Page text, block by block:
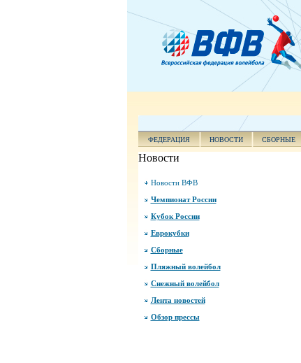
ФЕДЕРАЦИЯ НОВОСТИ СБОРНЫЕ
Новости
Новости ВФВ
Чемпионат России
Кубок России
Еврокубки
Сборные
Пляжный волейбол
Снежный волейбол
Лента новостей
Обзор прессы